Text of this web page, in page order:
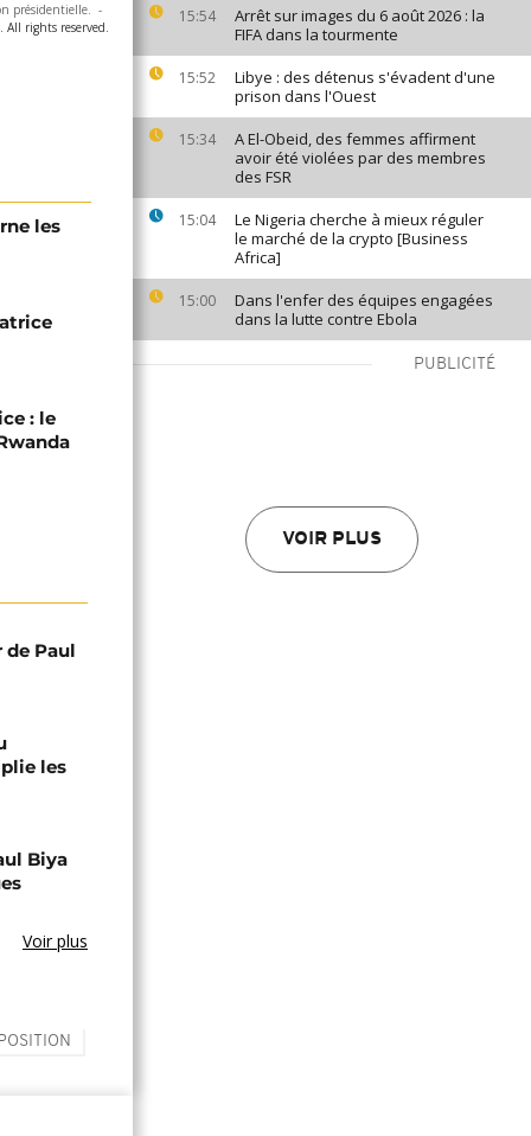
15:54
Arrêt sur images du 6 août 2026 : la
FIFA dans la tourmente
15:52
Libye : des détenus s'évadent d'une
prison dans l'Ouest
15:34
A El-Obeid, des femmes affirment
avoir été violées par des membres
des FSR
15:04
Le Nigeria cherche à mieux réguler
le marché de la crypto [Business
Africa]
15:00
Dans l'enfer des équipes engagées
dans la lutte contre Ebola
PUBLICITÉ
VOIR PLUS
présidentielle. -
All rights reserved.
les
: le
Paul
les
Biya
Voir plus